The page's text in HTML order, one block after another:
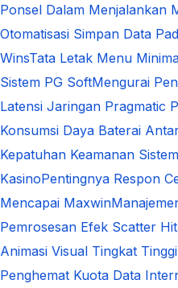
Ponsel Dalam Menjalankan
Otomatisasi Simpan Data
WinsTata Letak Menu
Sistem PG SoftMengurai
Latensi Jaringan Pragmatic
Konsumsi Daya Baterai
Kepatuhan Keamanan
KasinoPentingnya Respon
Mencapai Maxwin
Pemrosesan Efek Scatter
Animasi Visual Tingkat
Penghemat Kuota Data